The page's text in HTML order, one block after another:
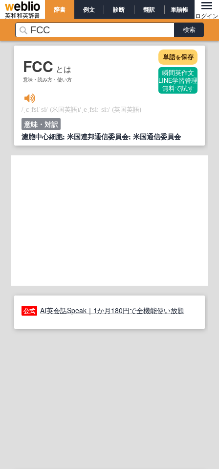
英和和英辞書
辞書 例文 診断 翻訳 単語帳
ログイン
FCC とは
意味・読み方・使い方
単語を保存
瞬間英作文
LINE学習管理
無料で試す
/ ˌɛˌfsiˈsi/ (米国英語)/ ˌeˌfsi:ˈsi:/ (英国英語)
意味・対訳
濾胞中心細胞; 米国連邦通信委員会; 米国通信委員会
公式 AI英会話Speak｜1か月180円で全機能使い放題